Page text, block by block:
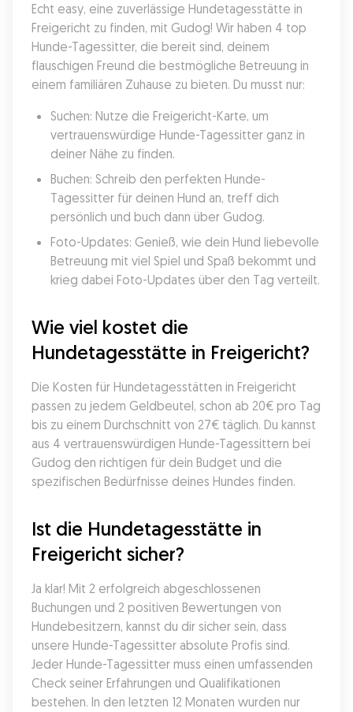
Echt easy, eine zuverlässige Hundetagesstätte in
Freigericht zu finden, mit Gudog! Wir haben 4 top
Hunde-Tagessitter, die bereit sind, deinem
flauschigen Freund die bestmögliche Betreuung in
einem familiären Zuhause zu bieten. Du musst nur:
Suchen: Nutze die Freigericht-Karte, um
vertrauenswürdige Hunde-Tagessitter ganz in
deiner Nähe zu finden.
Buchen: Schreib den perfekten Hunde-
Tagessitter für deinen Hund an, treff dich
persönlich und buch dann über Gudog.
Foto-Updates: Genieß, wie dein Hund liebevolle
Betreuung mit viel Spiel und Spaß bekommt und
krieg dabei Foto-Updates über den Tag verteilt.
Wie viel kostet die
Hundetagesstätte in Freigericht?
Die Kosten für Hundetagesstätten in Freigericht
passen zu jedem Geldbeutel, schon ab 20€ pro Tag
bis zu einem Durchschnitt von 27€ täglich. Du kannst
aus 4 vertrauenswürdigen Hunde-Tagessittern bei
Gudog den richtigen für dein Budget und die
spezifischen Bedürfnisse deines Hundes finden.
Ist die Hundetagesstätte in
Freigericht sicher?
Ja klar! Mit 2 erfolgreich abgeschlossenen
Buchungen und 2 positiven Bewertungen von
Hundebesitzern, kannst du dir sicher sein, dass
unsere Hunde-Tagessitter absolute Profis sind.
Jeder Hunde-Tagessitter muss einen umfassenden
Check seiner Erfahrungen und Qualifikationen
bestehen. In den letzten 12 Monaten wurden nur